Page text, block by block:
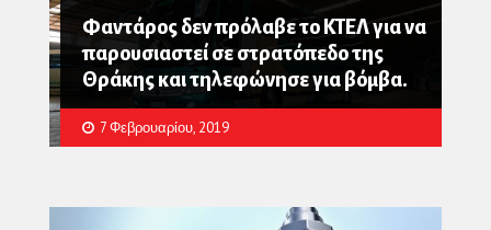
Φαντάρος δεν πρόλαβε το ΚΤΕΛ για να
παρουσιαστεί σε στρατόπεδο της
Θράκης και τηλεφώνησε για βόμβα.
7 Φεβρουαρίου, 2019